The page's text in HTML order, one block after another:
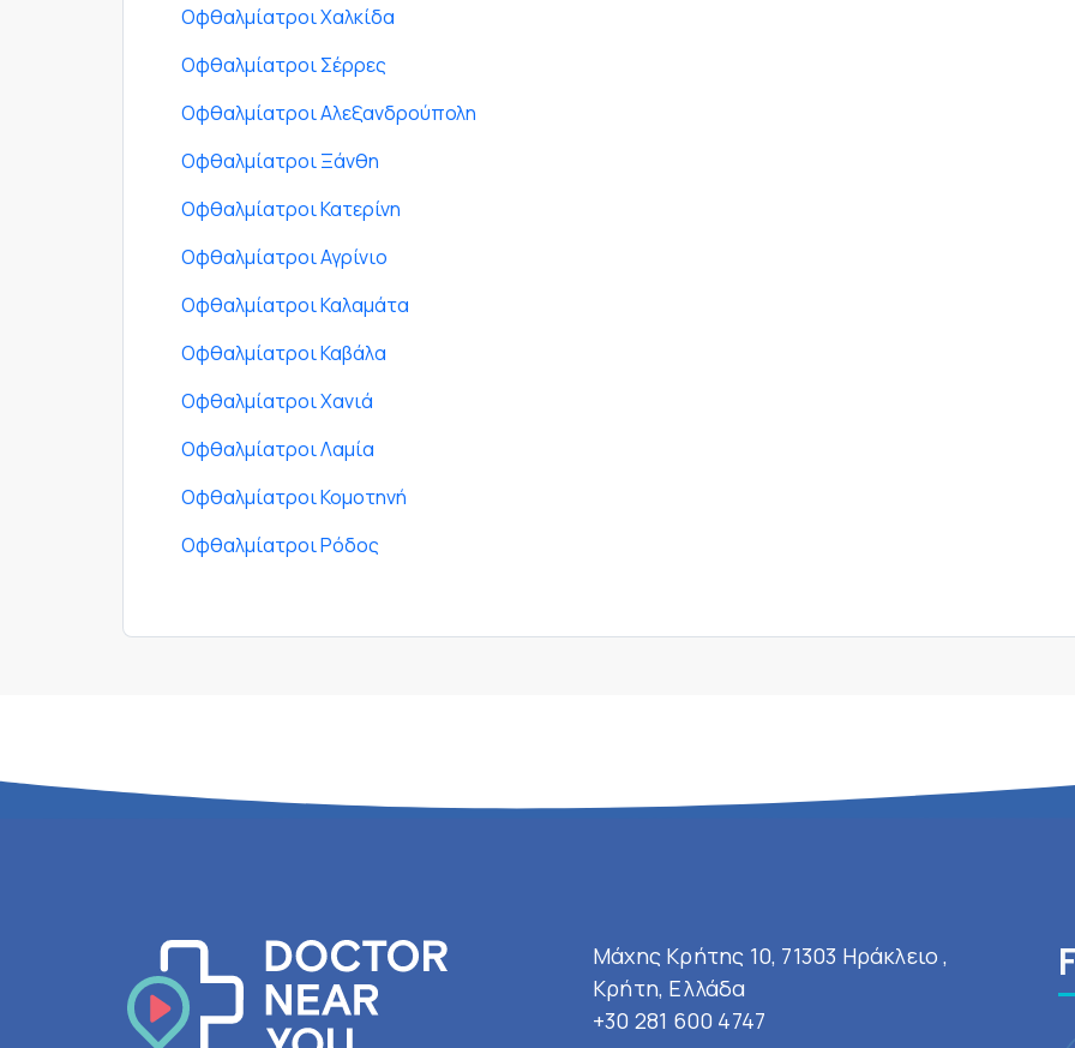
Οφθαλμίατροι Χαλκίδα
Οφθαλμίατροι Σέρρες
Οφθαλμίατροι Αλεξανδρούπολη
Οφθαλμίατροι Ξάνθη
Οφθαλμίατροι Κατερίνη
Οφθαλμίατροι Αγρίνιο
Οφθαλμίατροι Καλαμάτα
Οφθαλμίατροι Καβάλα
Οφθαλμίατροι Χανιά
Οφθαλμίατροι Λαμία
Οφθαλμίατροι Κομοτηνή
Οφθαλμίατροι Ρόδος
Μάχης Κρήτης 10, 71303 Ηράκλειο ,
Κρήτη, Ελλάδα
+30 281 600 4747